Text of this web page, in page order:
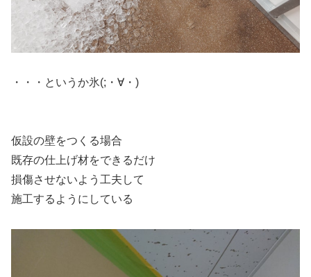
・・・というか氷(;・∀・)
仮設の壁をつくる場合
既存の仕上げ材をできるだけ
損傷させないよう工夫して
施工するようにしている